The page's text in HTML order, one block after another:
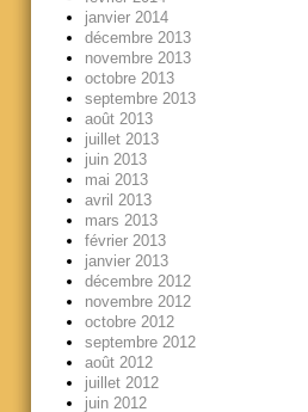
janvier 2014
décembre 2013
novembre 2013
octobre 2013
septembre 2013
août 2013
juillet 2013
juin 2013
mai 2013
avril 2013
mars 2013
février 2013
janvier 2013
décembre 2012
novembre 2012
octobre 2012
septembre 2012
août 2012
juillet 2012
juin 2012